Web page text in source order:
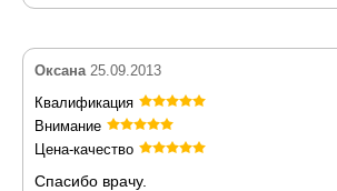
Оксана 25.09.2013
Квалификация
Внимание
Цена-качество
Спасибо врачу.